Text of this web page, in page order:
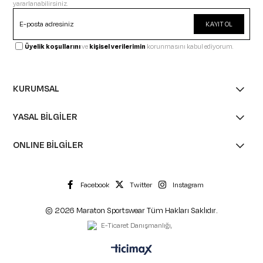
yararlanabilirsiniz.
KAYIT OL
Üyelik koşullarınıvekişisel verilerimin korunmasını kabul ediyorum.
KURUMSAL
YASAL BİLGİLER
ONLINE BİLGİLER
Facebook Twitter Instagram
© 2026 Maraton Sportswear Tüm Hakları Saklıdır.